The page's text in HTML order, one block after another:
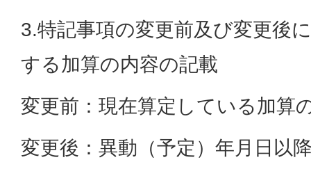
3.特記事項の変更前及び変更後
する加算の内容の記載
変更前：現在算定している加算
変更後：異動（予定）年月日以